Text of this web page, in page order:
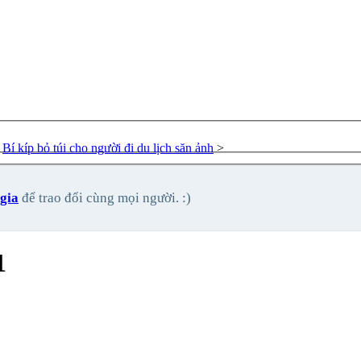
Bí kíp bỏ túi cho người đi du lịch săn ảnh >
để trao đổi cùng mọi người. :)